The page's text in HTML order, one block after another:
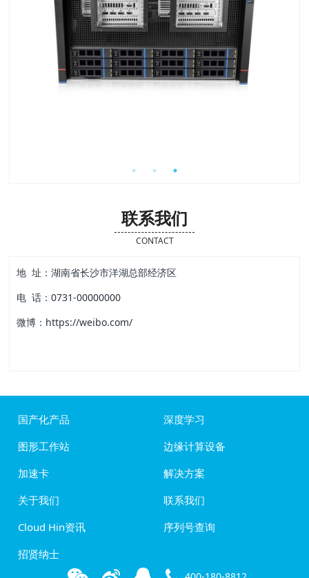
联系我们
CONTACT
地 址：湖南省长沙市洋湖总部经济区
电 话：0731-00000000
微博：https://weibo.com/
国产化产品
深度学习
图形工作站
边缘计算设备
加速卡
解决方案
关于我们
联系我们
Cloud Hin资讯
序列号查询
招贤纳士